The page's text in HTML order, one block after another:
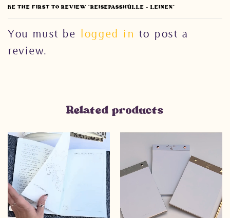
BE THE FIRST TO REVIEW “REISEPASSHÜLLE – LEINEN”
You must be logged in to post a
review.
Related products